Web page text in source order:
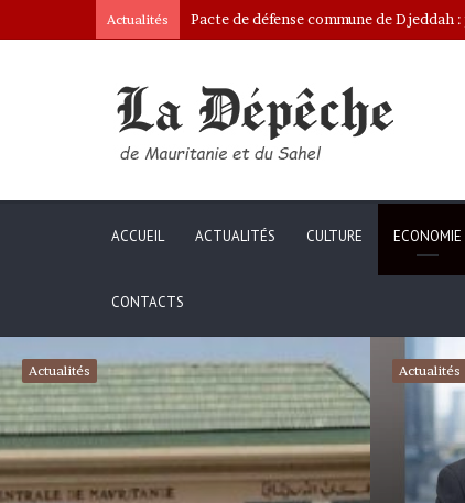
Actualités Ona: le nouveau bâtonnier installé
ACCUEIL ACTUALITÉS CULTURE ECONOMIE
CONTACTS
Actualités Actualités